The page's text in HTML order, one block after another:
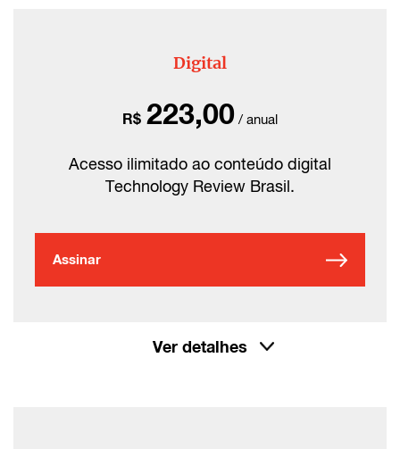
Digital
R$ 223,00 / anual
Acesso ilimitado ao conteúdo digital
Technology Review Brasil.
Assinar
Ver detalhes